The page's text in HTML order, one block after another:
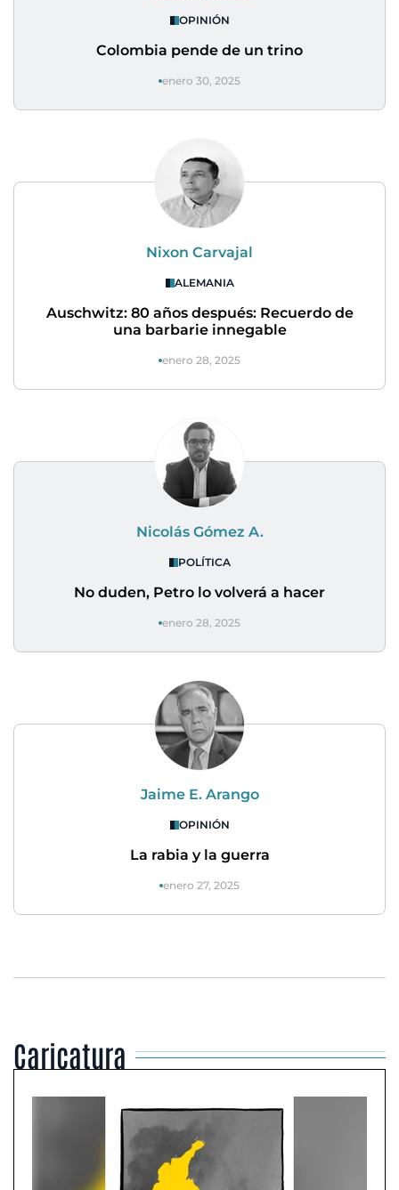
OPINIÓN
Colombia pende de un trino
enero 30, 2025
Nixon Carvajal
ALEMANIA
Auschwitz: 80 años después: Recuerdo de
una barbarie innegable
enero 28, 2025
Nicolás Gómez A.
POLÍTICA
No duden, Petro lo volverá a hacer
enero 28, 2025
Jaime E. Arango
OPINIÓN
La rabia y la guerra
enero 27, 2025
Caricatura